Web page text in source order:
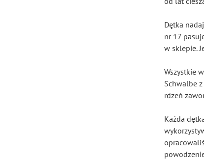
Dętka
nr 17
w sklepie.
Wszystkie
Schwalbe
rdzeń
Każda